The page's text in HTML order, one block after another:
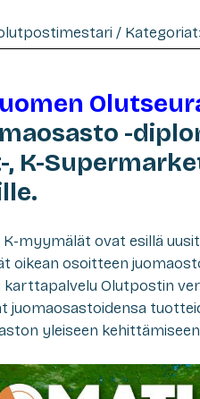
/ Kategoriat:
-
K-
myymälät ovat esillä
oikean osoitteen
Olutpostin
juomaosastoidensa
yleiseen